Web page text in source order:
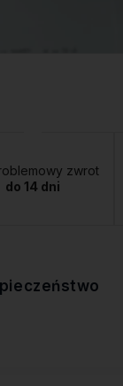
zwrot
do 14 dni